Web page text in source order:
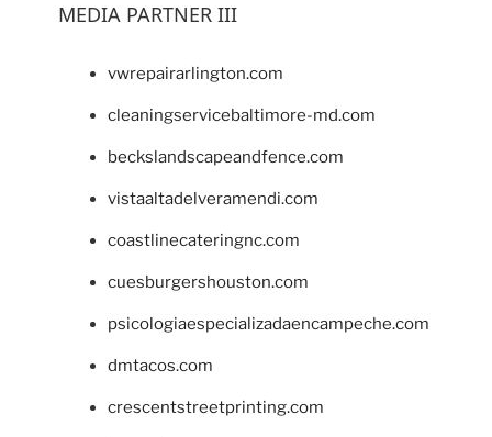
MEDIA PARTNER III
vwrepairarlington.com
cleaningservicebaltimore-md.com
beckslandscapeandfence.com
vistaaltadelveramendi.com
coastlinecateringnc.com
cuesburgershouston.com
psicologiaespecializadaencampeche.com
dmtacos.com
crescentstreetprinting.com